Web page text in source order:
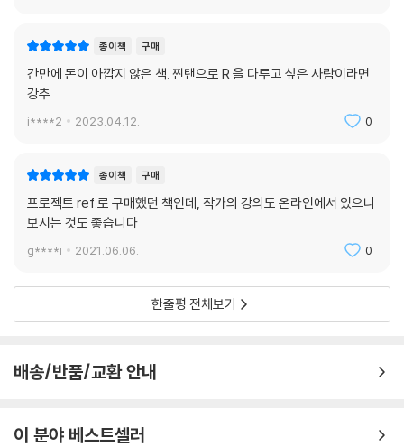
12.1 Return.portfolio() 함수 304
12.1.1 인자 목록 살펴보기 · 304
12.1.2 출력값 살펴보기 · 306
12.2 전통적인 60대40 포트폴리오 백테스트 306
CHAPTER 13 성과 및 위험 평가 ＿ 325
13.1 결과 측정 지표 328
13.1.1 수익률 및 변동성 · 328
13.1.3 연도별 수익률 · 334
13.1.4 승률 및 롤링 윈도우 값 · 336
참고문헌 342
종이책 구매
간만에 돈이 아깝지 않은 책. 찐탠으로 R 을 다루고 싶은 사람이라면
강추
i****2 2023.04.12. 0
종이책 구매
프로젝트 ref.로 구매했던 책인데, 작가의 강의도 온라인에서 있으니
보시는 것도 좋습니다
g****i 2021.06.06. 0
한줄평 전체보기
배송/반품/교환 안내
이 분야 베스트셀러